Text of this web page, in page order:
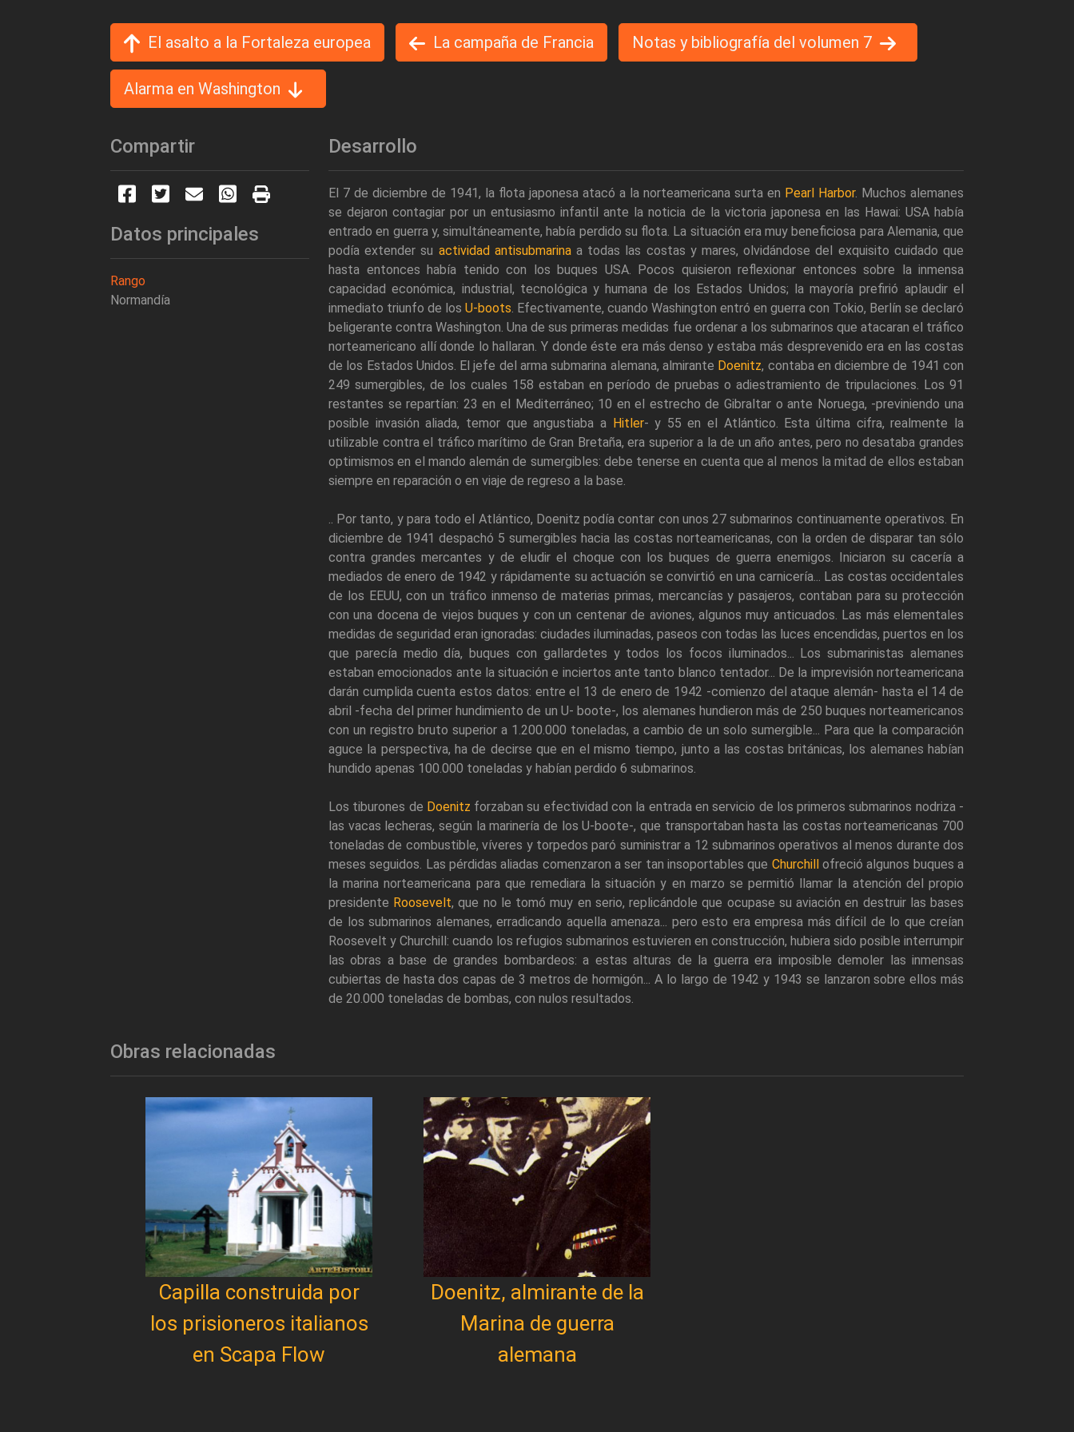
El asalto a la Fortaleza europea La campaña de Francia Notas y bibliografía del volumen 7
Alarma en Washington
Compartir
Datos principales
Rango
Normandía
Desarrollo
El 7 de diciembre de 1941, la flota japonesa atacó a la norteamericana surta en Pearl Harbor. Muchos alemanes
se dejaron contagiar por un entusiasmo infantil ante la noticia de la victoria japonesa en las Hawai: USA había
entrado en guerra y, simultáneamente, había perdido su flota. La situación era muy beneficiosa para Alemania, que
podía extender su actividad antisubmarinaa todas las costas y mares, olvidándose del exquisito cuidado que
hasta entonces había tenido con los buques USA. Pocos quisieron reflexionar entonces sobre la inmensa
capacidad económica, industrial, tecnológica y humana de los Estados Unidos; la mayoría prefirió aplaudir el
inmediato triunfo de los U-boots. Efectivamente, cuando Washington entró en guerra con Tokio, Berlín se declaró
beligerante contra Washington. Una de sus primeras medidas fue ordenar a los submarinos que atacaran el tráfico
norteamericano allí donde lo hallaran. Y donde éste era más denso y estaba más desprevenido era en las costas
de los Estados Unidos. El jefe del arma submarina alemana, almirante Doenitz, contaba en diciembre de 1941 con
249 sumergibles, de los cuales 158 estaban en período de pruebas o adiestramiento de tripulaciones. Los 91
restantes se repartían: 23 en el Mediterráneo; 10 en el estrecho de Gibraltar o ante Noruega, -previniendo una
posible invasión aliada, temor que angustiaba a Hitler- y 55 en el Atlántico. Esta última cifra, realmente la
utilizable contra el tráfico marítimo de Gran Bretaña, era superior a la de un año antes, pero no desataba grandes
optimismos en el mando alemán de sumergibles: debe tenerse en cuenta que al menos la mitad de ellos estaban
siempre en reparación o en viaje de regreso a la base.
.. Por tanto, y para todo el Atlántico, Doenitz podía contar con unos 27 submarinos continuamente operativos. En
diciembre de 1941 despachó 5 sumergibles hacia las costas norteamericanas, con la orden de disparar tan sólo
contra grandes mercantes y de eludir el choque con los buques de guerra enemigos. Iniciaron su cacería a
mediados de enero de 1942 y rápidamente su actuación se convirtió en una carnicería... Las costas occidentales
de los EEUU, con un tráfico inmenso de materias primas, mercancías y pasajeros, contaban para su protección
con una docena de viejos buques y con un centenar de aviones, algunos muy anticuados. Las más elementales
medidas de seguridad eran ignoradas: ciudades iluminadas, paseos con todas las luces encendidas, puertos en los
que parecía medio día, buques con gallardetes y todos los focos iluminados... Los submarinistas alemanes
estaban emocionados ante la situación e inciertos ante tanto blanco tentador... De la imprevisión norteamericana
darán cumplida cuenta estos datos: entre el 13 de enero de 1942 -comienzo del ataque alemán- hasta el 14 de
abril -fecha del primer hundimiento de un U- boote-, los alemanes hundieron más de 250 buques norteamericanos
con un registro bruto superior a 1.200.000 toneladas, a cambio de un solo sumergible... Para que la comparación
aguce la perspectiva, ha de decirse que en el mismo tiempo, junto a las costas británicas, los alemanes habían
hundido apenas 100.000 toneladas y habían perdido 6 submarinos.
Los tiburones de Doenitz forzaban su efectividad con la entrada en servicio de los primeros submarinos nodriza -
las vacas lecheras, según la marinería de los U-boote-, que transportaban hasta las costas norteamericanas 700
toneladas de combustible, víveres y torpedos paró suministrar a 12 submarinos operativos al menos durante dos
meses seguidos. Las pérdidas aliadas comenzaron a ser tan insoportables que Churchillofreció algunos buques a
la marina norteamericana para que remediara la situación y en marzo se permitió llamar la atención del propio
presidente Roosevelt, que no le tomó muy en serio, replicándole que ocupase su aviación en destruir las bases
de los submarinos alemanes, erradicando aquella amenaza... pero esto era empresa más difícil de lo que creían
Roosevelt y Churchill: cuando los refugios submarinos estuvieren en construcción, hubiera sido posible interrumpir
las obras a base de grandes bombardeos: a estas alturas de la guerra era imposible demoler las inmensas
cubiertas de hasta dos capas de 3 metros de hormigón... A lo largo de 1942 y 1943 se lanzaron sobre ellos más
de 20.000 toneladas de bombas, con nulos resultados.
Obras relacionadas
Capilla construida por
los prisioneros italianos
en Scapa Flow
Doenitz, almirante de la
Marina de guerra
alemana